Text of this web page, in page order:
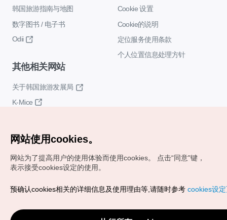
韩国旅游指南与地图
数字图书 / 电子书
Odii
Cookie 设置
Cookie的说明
定位服务使用条款
个人位置信息处理方针
其他相关网站
关于韩国旅游发展局
K-Mice
Copyrights (c) 韩国旅游发展局版权所有
VISITKOREA官方邮箱
网站使用cookies。
网站为了提高用户的使用体验而使用cookies。
点击“同意"键，
表示接受cookies设定的使用。
预确认cookies相关的详细信息及使用理由等,请随时参考 cookies设